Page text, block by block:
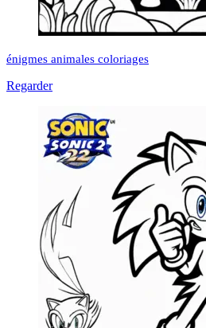
énigmes animales coloriages
Regarder